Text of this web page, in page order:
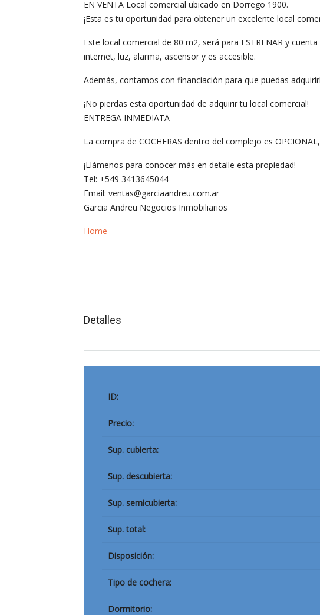
EN VENTA Local comercial ubicado en Dorrego 1900.
¡Esta es tu oportunidad para obtener un excelente local
Este local comercial de 80 m2, será para ESTRENAR y
internet, luz, alarma, ascensor y es accesible.
Además, contamos con financiación para que puedas
¡No pierdas esta oportunidad de adquirir tu local comercial!
ENTREGA INMEDIATA
La compra de COCHERAS dentro del complejo es
¡Llámenos para conocer más en detalle esta propiedad!
Tel: +549 3413645044
Email: ventas@garciaandreu.com.ar
Garcia Andreu Negocios Inmobiliarios
Home
Detalles
ID:
Precio:
Sup. cubierta:
Sup. descubierta:
Sup. semicubierta:
Sup. total:
Disposición:
Tipo de cochera:
Dormitorio: